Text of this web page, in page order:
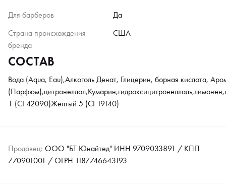
Для барберов
Да
Страна происхождения
бренда
США
СОСТАВ
Вода (Aqua, Eau),Алкоголь Денат, Глицерин, борная кислота,
1 (CI 42090)Желтый 5 (CI 19140)
Продавец: ООО "БТ Юнайтед" ИНН 9709033891 / КПП
770901001 / ОГРН 1187746643193